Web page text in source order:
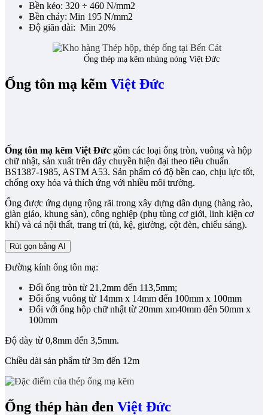
Bền kéo: 320 ÷ 460 N/mm2
Bền chảy: Min 195 N/mm2
Độ giãn dài: Min 20%
Ống thép mạ kẽm nhúng nóng Việt Đức
Ống tôn mạ kẽm Việt Đức
Ống tôn mạ kẽm Việt Đức gồm các loại ống tròn, vuông và hộp
chữ nhật, sản xuất trên dây chuyền hiện đại theo tiêu chuẩn
BS1387-1985, ASTM A53. Sản phẩm có độ bền cao, chịu lực tốt,
chống oxy hóa và thích ứng với nhiều môi trường.
Ống được ứng dụng rộng rãi trong xây dựng dân dụng (hàng rào,
giàn giáo, khung sàn), công nghiệp (phụ tùng cơ giới, linh kiện cơ
khí) và cả nội thất, trang trí (tủ, kệ, giường, cột đèn, chiếu sáng).
Rút gọn bằng AI
Đường kính ống tôn mạ:
Đối ống tròn từ 21,2mm đến 113,5mm;
Đối ống vuông từ 14mm x 14mm đến 100mm x 100mm
Đối với ống hộp chữ nhật từ 20mm xm40mm đến 50mm x
100mm
Độ dày từ 0,8mm đến 3,5mm.
Chiều dài sản phẩm từ 3m đến 12m
Ống thép hàn đen Việt Đức